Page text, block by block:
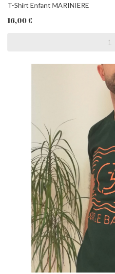
T-Shirt Enfant MARINIERE
16,00 €